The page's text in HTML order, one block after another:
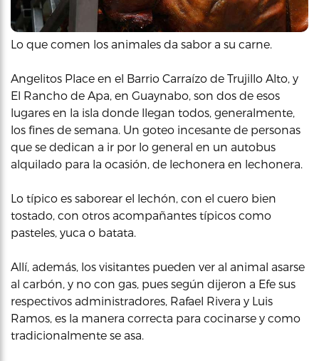
Lo que comen los animales da sabor a su carne.
Angelitos Place en el Barrio Carraízo de Trujillo Alto, y
El Rancho de Apa, en Guaynabo, son dos de esos
lugares en la isla donde llegan todos, generalmente,
los fines de semana. Un goteo incesante de personas
que se dedican a ir por lo general en un autobus
alquilado para la ocasión, de lechonera en lechonera.
Lo típico es saborear el lechón, con el cuero bien
tostado, con otros acompañantes típicos como
pasteles, yuca o batata.
Allí, además, los visitantes pueden ver al animal asarse
al carbón, y no con gas, pues según dijeron a Efe sus
respectivos administradores, Rafael Rivera y Luis
Ramos, es la manera correcta para cocinarse y como
tradicionalmente se asa.